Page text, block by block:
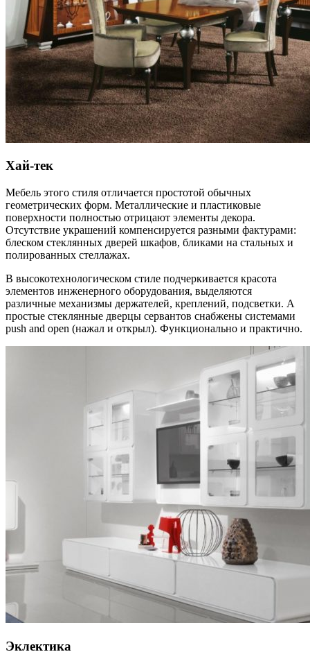
Хай-тек
Мебель этого стиля отличается простотой обычных
геометрических форм. Металлические и пластиковые
поверхности полностью отрицают элементы декора.
Отсутствие украшений компенсируется разными фактурами:
блеском стеклянных дверей шкафов, бликами на стальных и
полированных стеллажах.
В высокотехнологическом стиле подчеркивается красота
элементов инженерного оборудования, выделяются
различные механизмы держателей, креплений, подсветки. А
простые стеклянные дверцы сервантов снабжены системами
push and open (нажал и открыл). Функционально и практично.
Эклектика